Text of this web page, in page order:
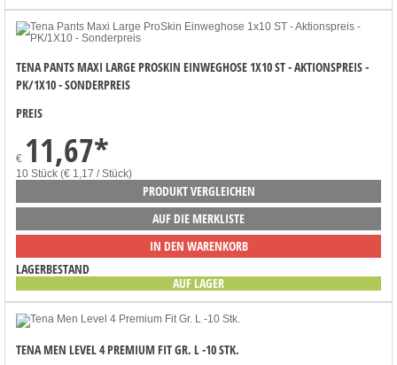
TENA PANTS MAXI LARGE PROSKIN EINWEGHOSE 1X10 ST - AKTIONSPREIS -
PK/1X10 - SONDERPREIS
PREIS
€ 11,67*
10 Stück (€ 1,17 / Stück)
PRODUKT VERGLEICHEN
AUF DIE MERKLISTE
IN DEN WARENKORB
LAGERBESTAND
AUF LAGER
TENA MEN LEVEL 4 PREMIUM FIT GR. L -10 STK.